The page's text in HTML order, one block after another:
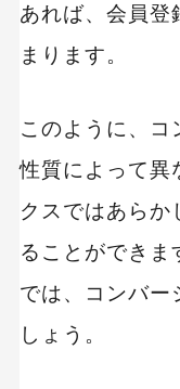
あれば、会員登
まります。
このように、コ
性質によって異
クスではあらか
ることができま
では、コンバー
しょう。